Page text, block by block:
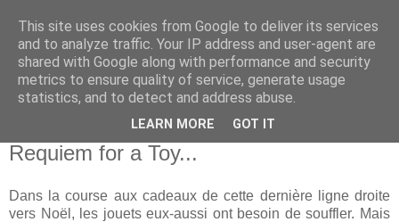
Requiem for a Toy...
Dans la course aux cadeaux de cette dernière ligne droite
vers Noël, les jouets eux-aussi ont besoin de souffler. Mais
This site uses cookies from Google to deliver its services
and to analyze traffic. Your IP address and user-agent are
shared with Google along with performance and security
metrics to ensure quality of service, generate usage
statistics, and to detect and address abuse.
LEARN MORE GOT IT